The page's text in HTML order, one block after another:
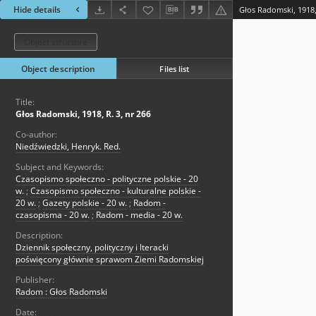
Hide details Głos Radomski,
Object description Files list
Title:
Głos Radomski, 1918, R. 3, nr 266
Co-author:
Niedźwiedzki, Henryk. Red.
Subject and Keywords:
Czasopismo społeczno - polityczne polskie - 20
w. ; Czasopismo społeczno - kulturalne polskie -
20 w. ; Gazety polskie - 20 w. ; Radom -
czasopisma - 20 w. ; Radom - media - 20 w.
Description:
Dziennik społeczny, polityczny i lteracki
poświęcony głównie sprawom Ziemi Radomskiej
Publisher:
Radom : Głos Radomski
Date: